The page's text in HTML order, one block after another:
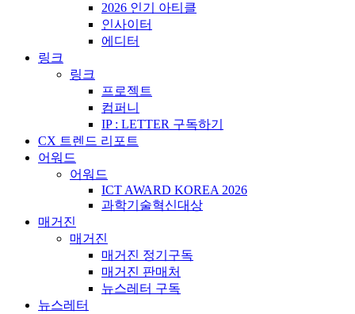
2026 인기 아티클
인사이터
에디터
링크
링크
프로젝트
컴퍼니
IP : LETTER 구독하기
CX 트렌드 리포트
어워드
어워드
ICT AWARD KOREA 2026
과학기술혁신대상
매거진
매거진
매거진 정기구독
매거진 판매처
뉴스레터 구독
뉴스레터